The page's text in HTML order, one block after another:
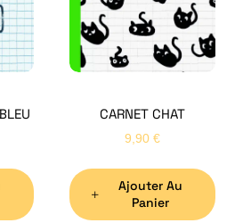
CARNET CHAT
9,90 €
Ajouter Au
Panier